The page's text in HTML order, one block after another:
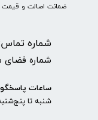
ضمانت اصالت و قیمت​​​​​​​
شماره فضای
ساعات
شنبه تا